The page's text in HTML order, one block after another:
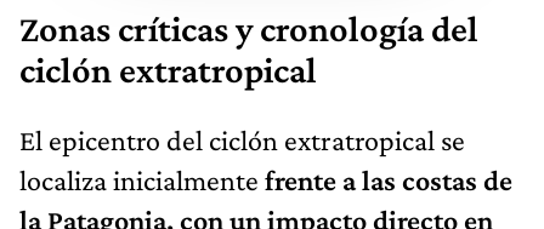
Zonas críticas y cronología del
ciclón extratropical
El epicentro del ciclón extratropical se
localiza inicialmente frente a las costas de
la Patagonia, con un impacto directo en